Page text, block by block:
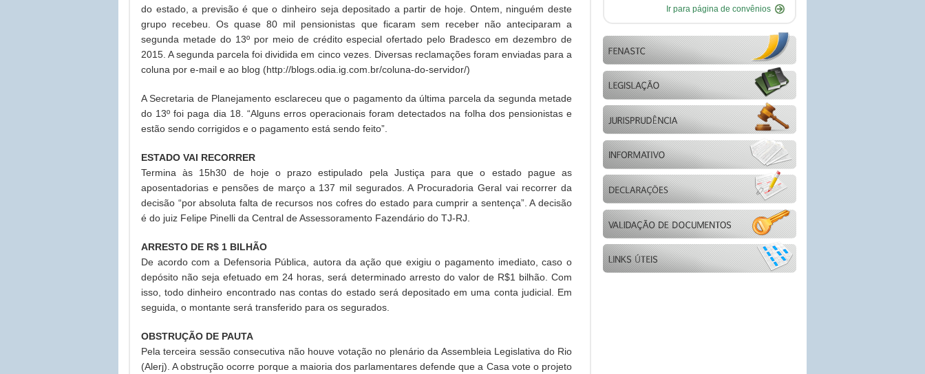
do estado, a previsão é que o dinheiro seja depositado a partir de hoje. Ontem, ninguém deste
grupo recebeu. Os quase 80 mil pensionistas que ficaram sem receber não anteciparam a
segunda metade do 13º por meio de crédito especial ofertado pelo Bradesco em dezembro de
2015. A segunda parcela foi dividida em cinco vezes. Diversas reclamações foram enviadas para a
coluna por e-mail e ao blog (http://blogs.odia.ig.com.br/coluna-do-servidor/)
A Secretaria de Planejamento esclareceu que o pagamento da última parcela da segunda metade
do 13º foi paga dia 18. “Alguns erros operacionais foram detectados na folha dos pensionistas e
estão sendo corrigidos e o pagamento está sendo feito”.
ESTADO VAI RECORRER
Termina às 15h30 de hoje o prazo estipulado pela Justiça para que o estado pague as
aposentadorias e pensões de março a 137 mil segurados. A Procuradoria Geral vai recorrer da
decisão “por absoluta falta de recursos nos cofres do estado para cumprir a sentença”. A decisão
é do juiz Felipe Pinelli da Central de Assessoramento Fazendário do TJ-RJ.
ARRESTO DE R$ 1 BILHÃO
De acordo com a Defensoria Pública, autora da ação que exigiu o pagamento imediato, caso o
depósito não seja efetuado em 24 horas, será determinado arresto do valor de R$1 bilhão. Com
isso, todo dinheiro encontrado nas contas do estado será depositado em uma conta judicial. Em
seguida, o montante será transferido para os segurados.
OBSTRUÇÃO DE PAUTA
Pela terceira sessão consecutiva não houve votação no plenário da Assembleia Legislativa do Rio
(Alerj). A obstrução ocorre porque a maioria dos parlamentares defende que a Casa vote o projeto
Ir para página de convênios